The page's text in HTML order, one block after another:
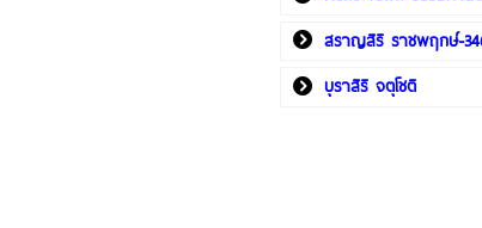
สราญสิริ ราชพฤกษ์-
บุราสิริ จตุโชติ